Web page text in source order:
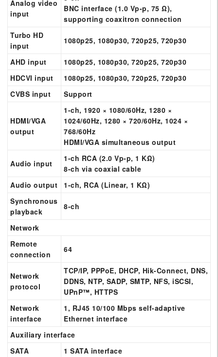
Analog video
input
BNC interface (1.0 Vp-p, 75 Ω),
supporting coaxitron connection
Turbo HD
input
1080p25, 1080p30, 720p25, 720p30
AHD input
1080p25, 1080p30, 720p25, 720p30
HDCVI input
1080p25, 1080p30, 720p25, 720p30
CVBS input
Support
HDMI/VGA
output
1-ch, 1920 × 1080/60Hz, 1280 ×
1024/60Hz, 1280 × 720/60Hz, 1024 ×
768/60Hz
HDMI/VGA simultaneous output
Audio input
1-ch RCA (2.0 Vp-p, 1 KΩ)
8-ch via coaxial cable
Audio output
1-ch, RCA (Linear, 1 KΩ)
Synchronous
playback
8-ch
Network
Remote
connection
64
Network
protocol
TCP/IP, PPPoE, DHCP, Hik-Connect, DNS,
DDNS, NTP, SADP, SMTP, NFS, iSCSI,
UPnP™, HTTPS
Network
interface
1, RJ45 10/100 Mbps self-adaptive
Ethernet interface
Auxiliary interface
SATA
1 SATA interface